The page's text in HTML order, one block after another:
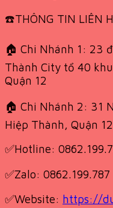
☎️THÔNG TIN LIÊN
🏠 Chi Nhánh 1: 23
Thành City tổ 40
Quận 12
🏠 Chi Nhánh 2: 31
Hiệp Thành, Quận
✅Hotline:
✅Zalo: 0862.199.787
✅Website: https://